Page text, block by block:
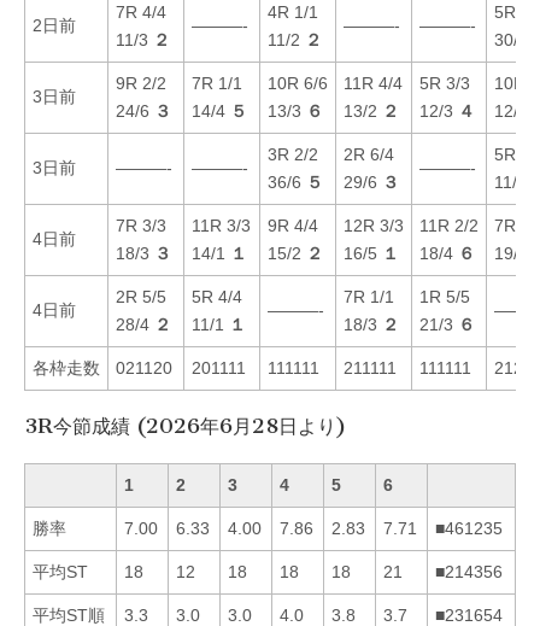
2日前
7R 4/4
11/3 ２
———-
4R 1/1
11/2 ２
———- ———-
5R 4/
30/6
3日前
9R 2/2
24/6 ３
7R 1/1
14/4 ５
10R 6/6
13/3 ６
11R 4/4
13/2 ２
5R 3/3
12/3 ４
10R
12/1
3日前 ———- ———-
3R 2/2
36/6 ５
2R 6/4
29/6 ３
———-
5R 2/
11/2
4日前
7R 3/3
18/3 ３
11R 3/3
14/1
１
9R 4/4
15/2 ２
12R 3/3
16/5 １
11R 2/2
18/4 ６
7R 6/
19/5
4日前
2R 5/5
28/4 ２
5R 4/4
11/1
１
———-
7R 1/1
18/3 ２
1R 5/5
21/3 ６
各枠走数 021120 201111 111111 211111 111111
3R今節成績 (2026年6月28日より)
1 2 3 4 5 6
勝率 7.00 6.33 4.00 7.86 2.83 7.71 ■461235
平均ST 18 12 18 18 18 21 ■214356
平均ST順 3.3 3.0 3.0 4.0 3.8 3.7 ■231654